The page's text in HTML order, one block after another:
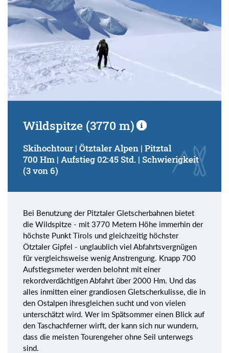
Wildspitze (3770 m)
Skihochtour | Ötztaler Alpen | Pitztal
700 Hm | Aufstieg 02:45 Std. | Schwierigkeit
(3 von 6)
Bei Benutzung der Pitztaler Gletscherbahnen bietet
die Wildspitze - mit 3770 Metern Höhe immerhin der
höchste Punkt Tirols und gleichzeitig höchster
Ötztaler Gipfel - unglaublich viel Abfahrtsvergnügen
für vergleichsweise wenig Anstrengung. Knapp 700
Aufstiegsmeter werden belohnt mit einer
rekordverdächtigen Abfahrt über 2000 Hm. Und das
alles inmitten einer grandiosen Gletscherkulisse, die in
den Ostalpen ihresgleichen sucht und von vielen
unterschätzt wird. Wer im Spätsommer einen Blick auf
den Taschachferner wirft, der kann sich nur wundern,
dass die meisten Tourengeher ohne Seil unterwegs
sind.